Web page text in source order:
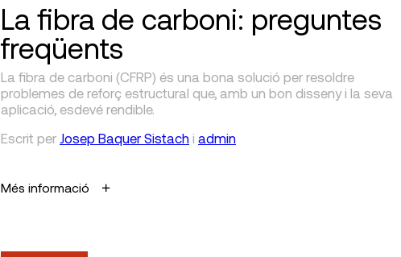
La fibra de carboni: preguntes
freqüents
La fibra de carboni (CFRP) és una bona solució per resoldre
problemes de reforç estructural que, amb un bon disseny i la seva
aplicació, esdevé rendible.
Escrit per Josep Baquer Sistach i admin
Més informació